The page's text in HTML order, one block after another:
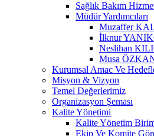
Sağlık Bakım
Müdür Yardımcıları
Muzaffer
İlknur
Neslihan
Musa
Kurumsal Amac Ve
Misyon & Vizyon
Temel Değerlerimiz
Organizasyon Şeması
Kalite Yönetimi
Kalite Yönetim
Ekip Ve Komite